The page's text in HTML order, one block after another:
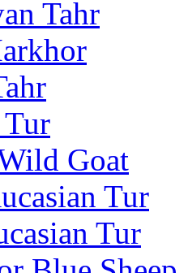
Tahr
Tur
Goat
Tur
Tur